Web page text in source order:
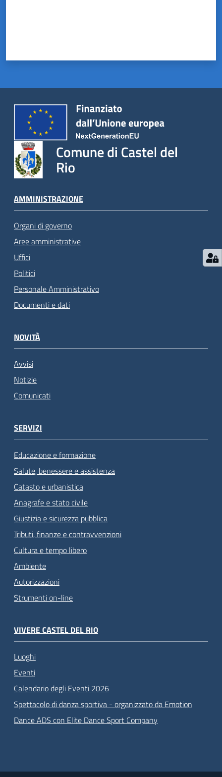
Comune di Castel del
Rio
AMMINISTRAZIONE
Organi di governo
Aree amministrative
Uffici
Politici
Personale Amministrativo
Documenti e dati
NOVITÀ
Avvisi
Notizie
Comunicati
SERVIZI
Educazione e formazione
Salute, benessere e assistenza
Catasto e urbanistica
Anagrafe e stato civile
Giustizia e sicurezza pubblica
Tributi, finanze e contravvenzioni
Cultura e tempo libero
Ambiente
Autorizzazioni
Strumenti on-line
VIVERE CASTEL DEL RIO
Luoghi
Eventi
Calendario degli Eventi 2026
Spettacolo di danza sportiva - organizzato da Emotion
Dance ADS con Elite Dance Sport Company